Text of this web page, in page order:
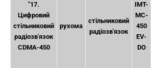
"17.
Цифровий
стільниковий
радіозв'язок
CDMA-450
рухома
стільниковий
радіозв'язок
IMT-
MC-
450
EV-
DO